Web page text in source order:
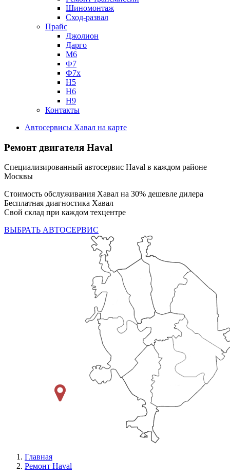
Шиномонтаж
Сход-развал
Прайс
Джолион
Дарго
М6
Ф7
Ф7х
Н5
Н6
Н9
Контакты
Автосервисы Хавал на карте
Ремонт двигателя Haval
Специализированный автосервис Haval в каждом районе
Москвы
Стоимость обслуживания Хавал на 30% дешевле дилера
Бесплатная диагностика Хавал
Свой склад при каждом техцентре
ВЫБРАТЬ АВТОСЕРВИС
Главная
Ремонт Haval